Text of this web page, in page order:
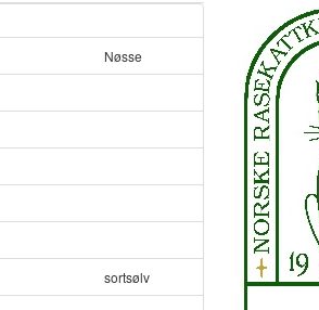
Nøsse
sortsølv